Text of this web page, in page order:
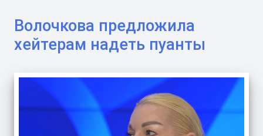
Волочкова предложила
хейтерам надеть пуанты